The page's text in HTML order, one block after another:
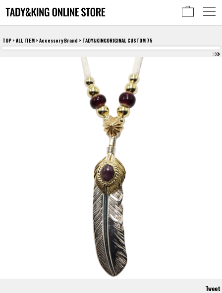
TOP > ALL ITEM > Accessory Brand > TADY&KINGORIGINAL CUSTOM 75
Tweet